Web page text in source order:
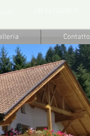
Contatto